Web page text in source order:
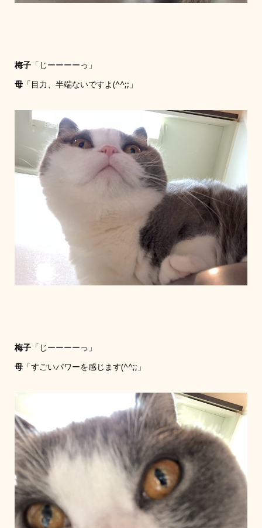
梅子「じーーーーっ」
母「目力、半端ないですよ(^^;;」
梅子「じーーーーっ」
母「すごいパワーを感じます(^^;;」